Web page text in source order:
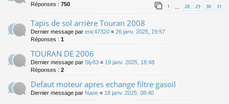
Réponses : 750 1 … 28 29 30 31
Tapis de sol arrière Touran 2008
Dernier message par eric47320 « 26 janv. 2025, 19:57
Réponses : 1
TOURAN DE 2006
Dernier message par Sly83 « 19 janv. 2025, 18:48
Réponses : 2
Defaut moteur apres echange filtre gasoil
Dernier message par Naoe « 18 janv. 2025, 08:40